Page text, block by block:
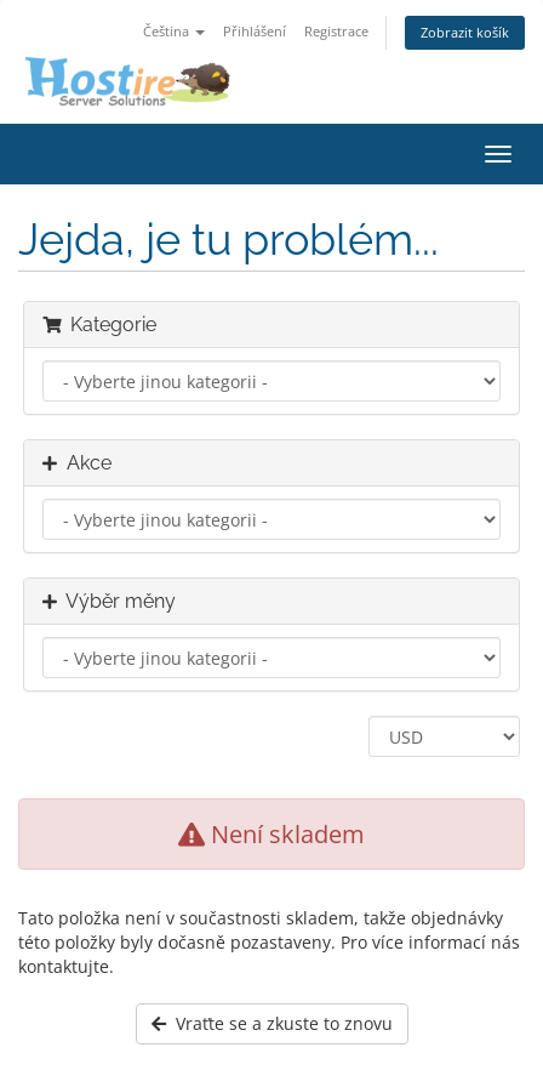
Čeština Přihlášení Registrace Zobrazit košík
Jejda, je tu problém...
Kategorie
Akce
Výběr měny
Není skladem
Tato položka není v součastnosti skladem, takže objednávky
této položky byly dočasně pozastaveny. Pro více informací nás
kontaktujte.
Vraťte se a zkuste to znovu